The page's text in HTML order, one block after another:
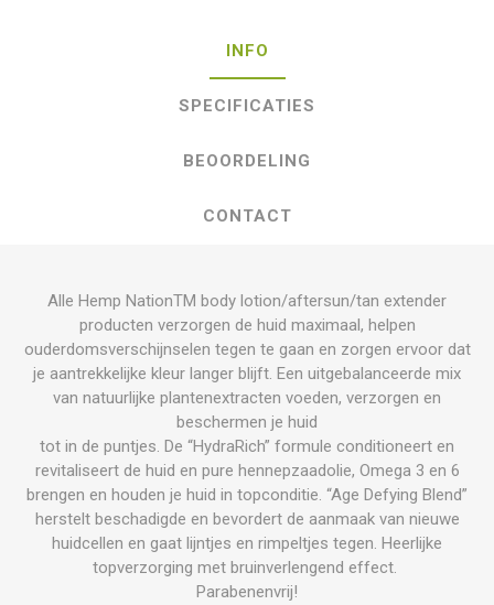
INFO
SPECIFICATIES
BEOORDELING
CONTACT
Alle Hemp NationTM body lotion/aftersun/tan extender
producten verzorgen de huid maximaal, helpen
ouderdomsverschijnselen tegen te gaan en zorgen ervoor dat
je aantrekkelijke kleur langer blijft. Een uitgebalanceerde mix
van natuurlijke plantenextracten voeden, verzorgen en
beschermen je huid
tot in de puntjes. De “HydraRich” formule conditioneert en
revitaliseert de huid en pure hennepzaadolie, Omega 3 en 6
brengen en houden je huid in topconditie. “Age Defying Blend”
herstelt beschadigde en bevordert de aanmaak van nieuwe
huidcellen en gaat lijntjes en rimpeltjes tegen. Heerlijke
topverzorging met bruinverlengend effect.
Parabenenvrij!